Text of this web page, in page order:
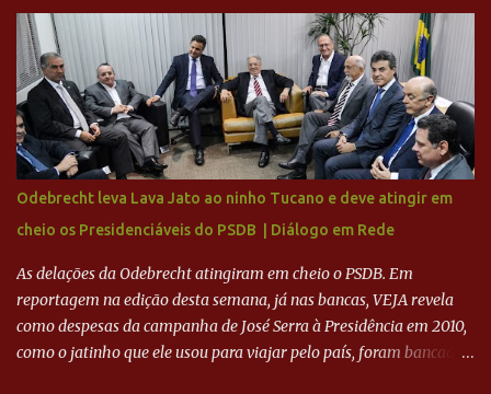
feito imediatamente para pagamento de dívidas emergenciais e
investimentos no departamento de futebol. O projeto apresentado
para a recuperação do Cruzeiro, o aporte financeiro inicial, com
Ronaldo sendo solidário à dívida de R$ 1 bilhão a partir de agora,
mais o peso que o ex-atacante tem no mundo do futebol, além de
sua história na Raposa, pesaram para que um dos mais icônicos
camisas 9 acertasse a compra do clube. Fonte: Itatiaia Fonte:
ADVOGADO DO CRUZEIRO NA SAF EXPLICA SITUAÇÃO DO
CRUZEIRO - RONALDO COMPROU 90% DAS AÇÕES DO CLUBE
Odebrecht leva Lava Jato ao ninho Tucano e deve atingir em
cheio os Presidenciáveis do PSDB | Diálogo em Rede
As delações da Odebrecht atingiram em cheio o PSDB. Em
reportagem na edição desta semana, já nas bancas, VEJA revela
como despesas da campanha de José Serra à Presidência em 2010,
como o jatinho que ele usou para viajar pelo país, foram bancadas